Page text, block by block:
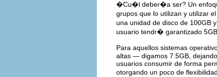
�Cu�l deber�a ser? Un
grupos que lo utilizan y utilizar
una unidad de disco de 100GB
usuario tendr� garantizado
Para aquellos sistemas
altas — digamos 7.5GB,
usuarios consumir de forma
otorgando un poco de